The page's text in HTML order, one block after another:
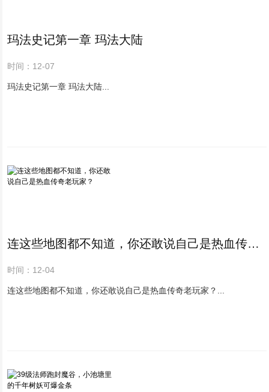
玛法史记第一章 玛法大陆
时间：12-07
玛法史记第一章 玛法大陆...
连这些地图都不知道，你还敢说自己是热血传奇老玩家？
时间：12-04
连这些地图都不知道，你还敢说自己是热血传奇老玩家？...